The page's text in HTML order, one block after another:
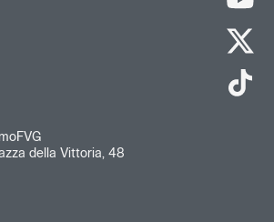
della Vittoria, 48